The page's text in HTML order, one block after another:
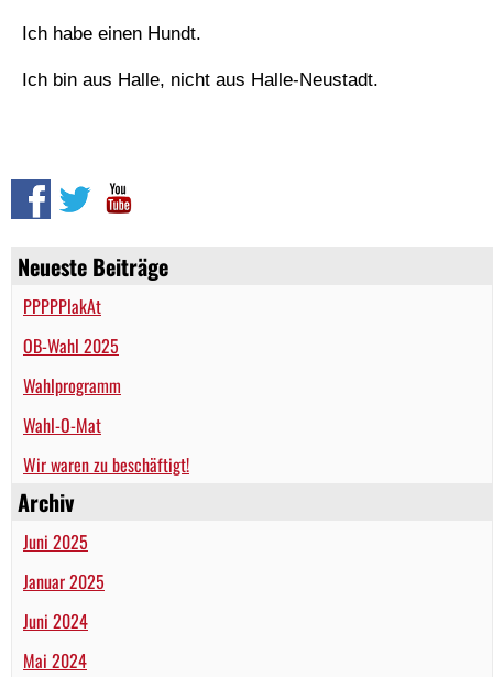
Neueste Beiträge
PPPPPlakAt
OB-Wahl 2025
Wahlprogramm
Wahl-O-Mat
Wir waren zu beschäftigt!
Archiv
Juni 2025
Januar 2025
Juni 2024
Mai 2024
Ich habe einen Hundt.
Ich bin aus Halle, nicht aus Halle-Neustadt.